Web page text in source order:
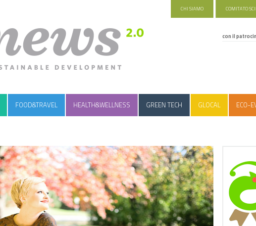
CHI SIAMO COMITATO
con il
FOOD&TRAVEL HEALTH&WELLNESS GREEN TECH GLOCAL ECO-